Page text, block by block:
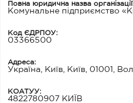
Повна юридична назва
Комунальне підприємство
Код ЄДРПОУ:
03366500
Адреса:
Україна, Київ, Київ, 01001,
КОАТУУ:
4822780907 КИЇВ